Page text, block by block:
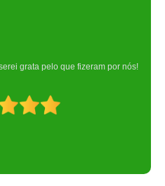
grata pelo que fizeram por nós!